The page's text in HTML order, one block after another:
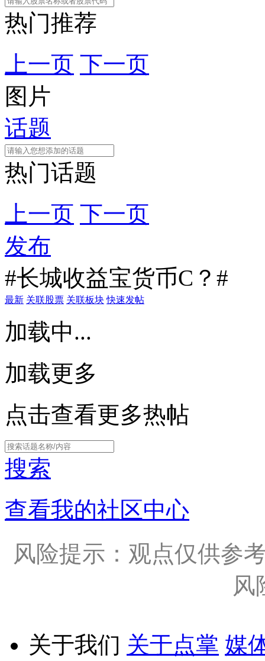
热门推荐
上一页 下一页
图片
话题
热门话题
上一页 下一页
发布
#长城收益宝货币C？#
最新 关联股票 关联板块 快速发帖
加载中...
加载更多
点击查看更多热帖
搜索
查看我的社区中心
风险提示：观点仅供参
风
关于我们 关于点掌 媒